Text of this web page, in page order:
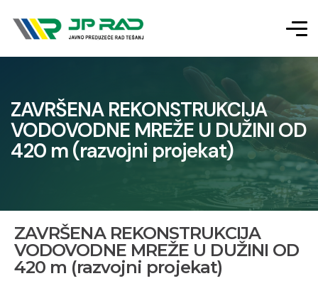
ZAVRŠENA REKONSTRUKCIJA
VODOVODNE MREŽE U DUŽINI OD
420 m (razvojni projekat)
ZAVRŠENA REKONSTRUKCIJA
VODOVODNE MREŽE U DUŽINI OD
420 m (razvojni projekat)